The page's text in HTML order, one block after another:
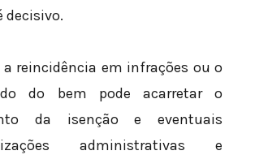
decisivo.
a reincidência em infrações ou o
do bem pode acarretar o
da isenção e eventuais
administrativas e